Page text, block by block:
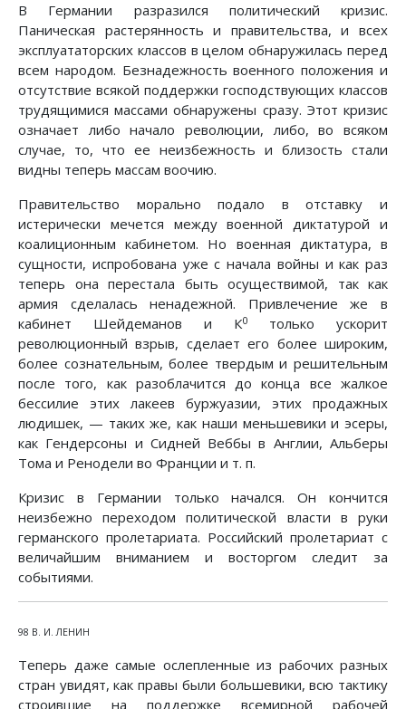
В Германии разразился политический кризис.
Паническая растерянность и правительства, и всех
эксплуататорских классов в целом обнаружилась перед
всем народом. Безнадежность военного положения и
отсутствие всякой поддержки господствующих классов
трудящимися массами обнаружены сразу. Этот кризис
означает либо начало революции, либо, во всяком
случае, то, что ее неизбежность и близость стали
видны теперь массам воочию.
Правительство морально подало в отставку и
истерически мечется между военной диктатурой и
коалиционным кабинетом. Но военная диктатура, в
сущности, испробована уже с начала войны и как раз
теперь она перестала быть осуществимой, так как
армия сделалась ненадежной. Привлечение же в
кабинет Шейдеманов и К0
только ускорит
революционный взрыв, сделает его более широким,
более сознательным, более твердым и решительным
после того, как разоблачится до конца все жалкое
бессилие этих лакеев буржуазии, этих продажных
людишек, — таких же, как наши меньшевики и эсеры,
как Гендерсоны и Сидней Веббы в Англии, Альберы
Тома и Ренодели во Франции и т. п.
Кризис в Германии только начался. Он кончится
неизбежно переходом политической власти в руки
германского пролетариата. Российский пролетариат с
величайшим вниманием и восторгом следит за
событиями.
98 В. И. ЛЕНИН
Теперь даже самые ослепленные из рабочих разных
стран увидят, как правы были большевики, всю тактику
строившие на поддержке всемирной рабочей